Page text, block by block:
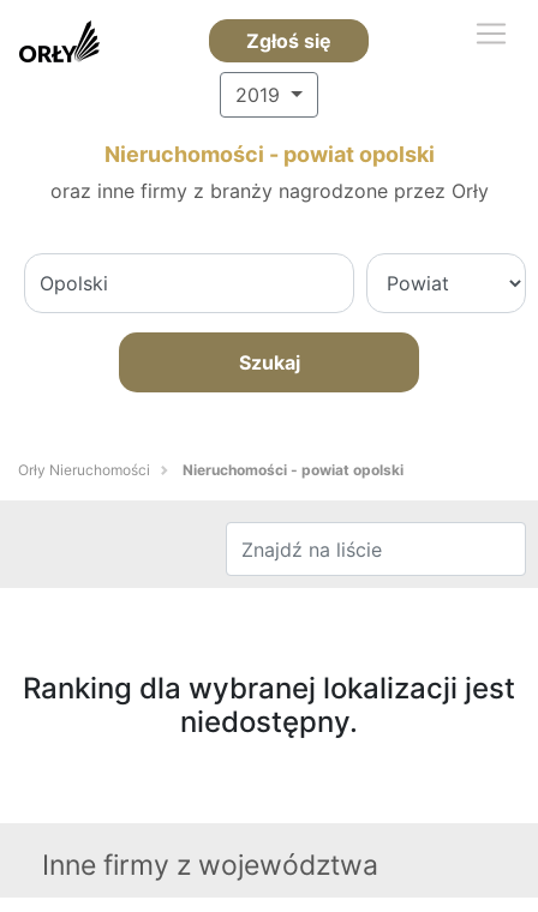
Zgłoś się
2019
Nieruchomości - powiat opolski
oraz inne firmy z branży nagrodzone przez Orły
Szukaj
Orły Nieruchomości Nieruchomości - powiat opolski
Ranking dla wybranej lokalizacji jest
niedostępny.
Inne firmy z województwa